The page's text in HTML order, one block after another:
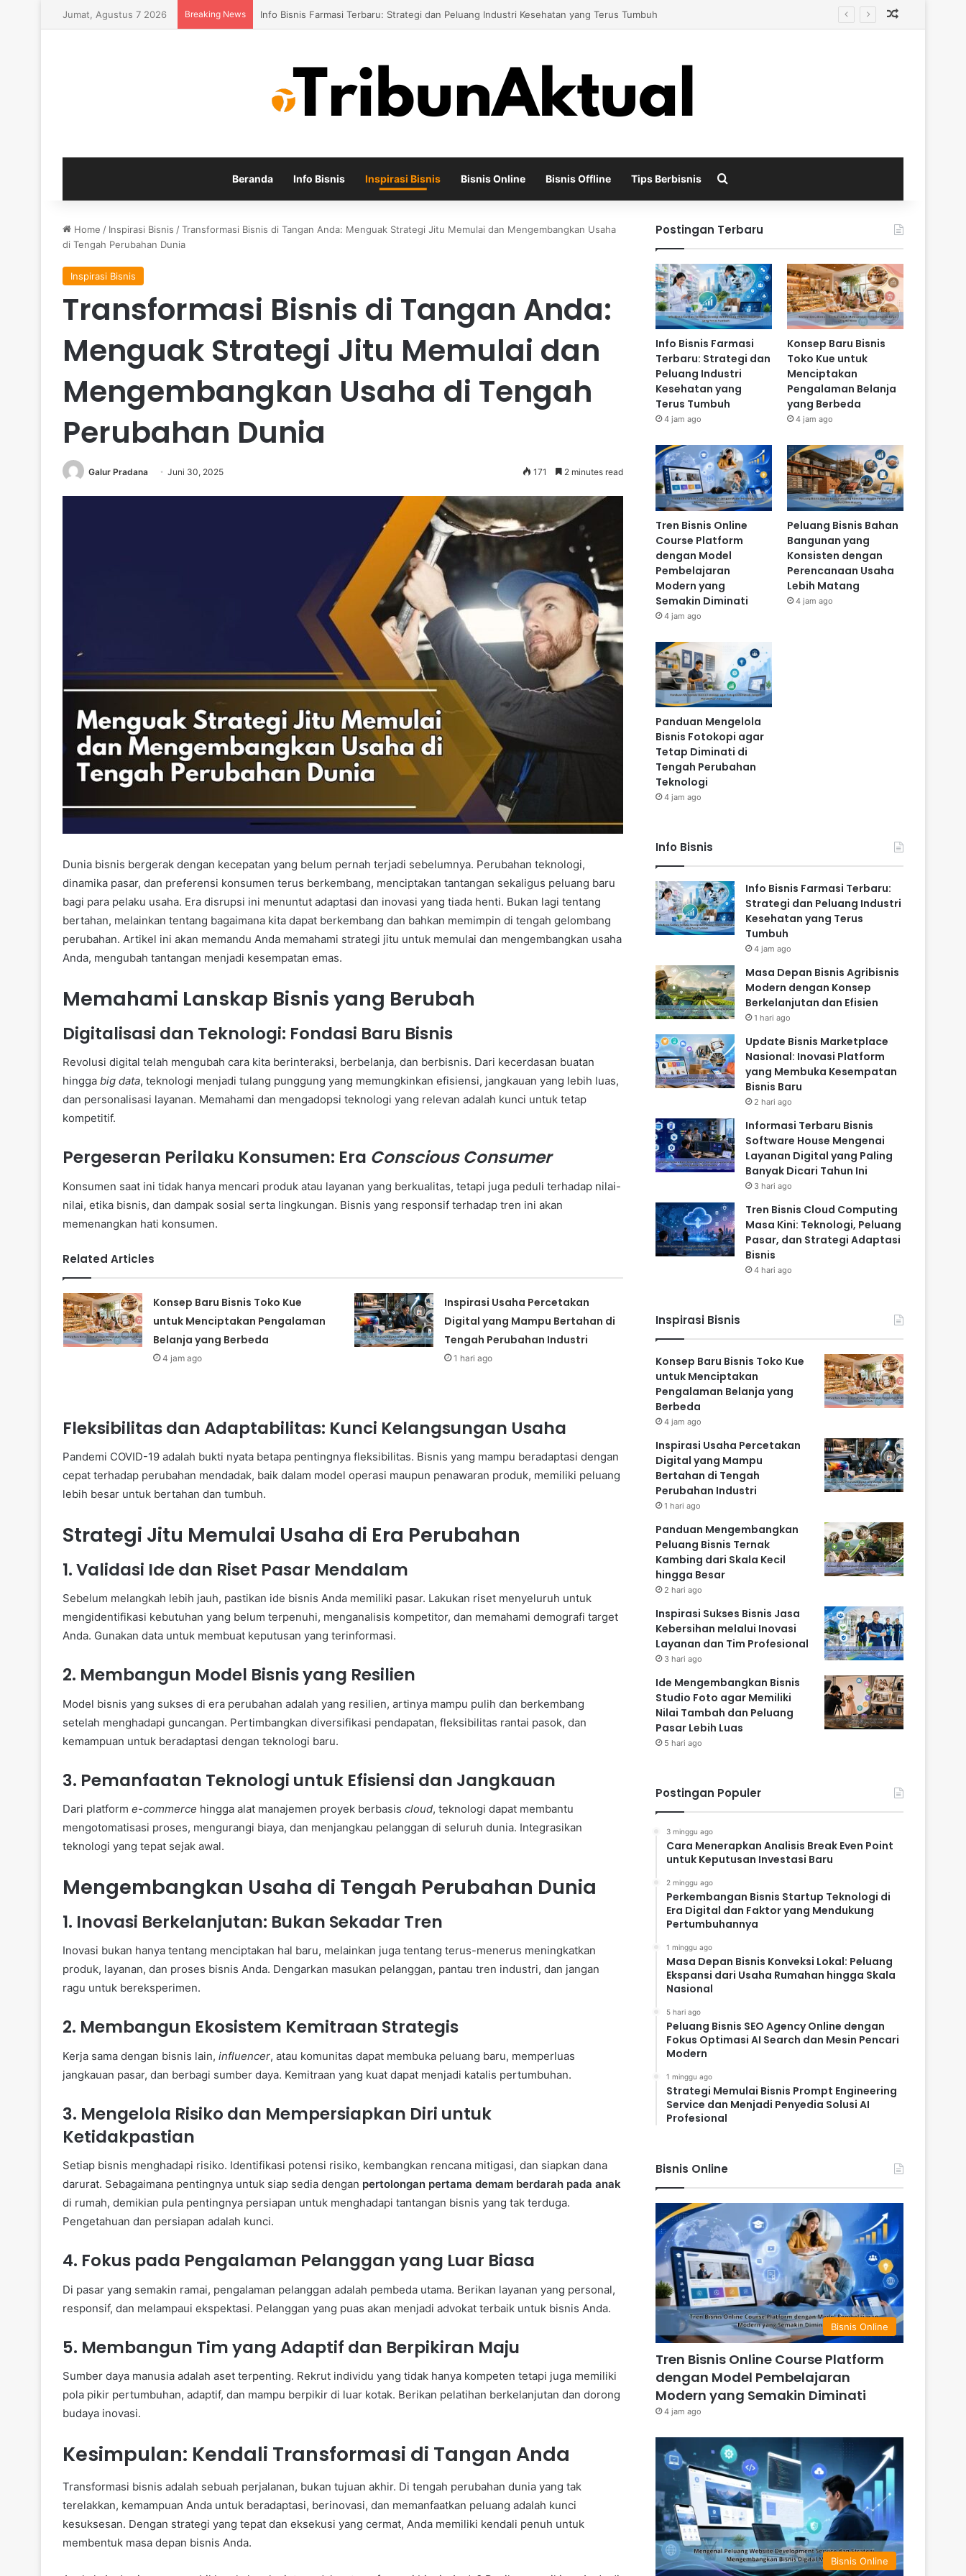
Jumat, Agustus 7 2026 Breaking News Konsep Baru Bisnis Toko Kue untuk Menciptakan Pengalaman Belanja yang Berbeda
Beranda Info Bisnis Inspirasi Bisnis Bisnis Online Bisnis Offline Tips Berbisnis Search for
Home / Inspirasi Bisnis /Transformasi Bisnis di Tangan Anda: Menguak Strategi Jitu Memulai dan Mengembangkan Usaha
di Tengah Perubahan Dunia
Inspirasi Bisnis
Transformasi Bisnis di Tangan Anda:
Menguak Strategi Jitu Memulai dan
Mengembangkan Usaha di Tengah
Perubahan Dunia
Galur Pradana Juni 30, 2025 171 2 minutes read
Dunia bisnis bergerak dengan kecepatan yang belum pernah terjadi sebelumnya. Perubahan teknologi,
dinamika pasar, dan preferensi konsumen terus berkembang, menciptakan tantangan sekaligus peluang baru
bagi para pelaku usaha. Era disrupsi ini menuntut adaptasi dan inovasi yang tiada henti. Bukan lagi tentang
bertahan, melainkan tentang bagaimana kita dapat berkembang dan bahkan memimpin di tengah gelombang
perubahan. Artikel ini akan memandu Anda memahami strategi jitu untuk memulai dan mengembangkan usaha
Anda, mengubah tantangan menjadi kesempatan emas.
Memahami Lanskap Bisnis yang Berubah
Digitalisasi dan Teknologi: Fondasi Baru Bisnis
Revolusi digital telah mengubah cara kita berinteraksi, berbelanja, dan berbisnis. Dari kecerdasan buatan
hingga big data, teknologi menjadi tulang punggung yang memungkinkan efisiensi, jangkauan yang lebih luas,
dan personalisasi layanan. Memahami dan mengadopsi teknologi yang relevan adalah kunci untuk tetap
kompetitif.
Pergeseran Perilaku Konsumen: Era Conscious Consumer
Konsumen saat ini tidak hanya mencari produk atau layanan yang berkualitas, tetapi juga peduli terhadap nilai-
nilai, etika bisnis, dan dampak sosial serta lingkungan. Bisnis yang responsif terhadap tren ini akan
memenangkan hati konsumen.
Related Articles
Konsep Baru Bisnis Toko Kue
untuk Menciptakan Pengalaman
Belanja yang Berbeda
4 jam ago
Inspirasi Usaha Percetakan
Digital yang Mampu Bertahan di
Tengah Perubahan Industri
1 hari ago
Fleksibilitas dan Adaptabilitas: Kunci Kelangsungan Usaha
Pandemi COVID-19 adalah bukti nyata betapa pentingnya fleksibilitas. Bisnis yang mampu beradaptasi dengan
cepat terhadap perubahan mendadak, baik dalam model operasi maupun penawaran produk, memiliki peluang
lebih besar untuk bertahan dan tumbuh.
Strategi Jitu Memulai Usaha di Era Perubahan
1. Validasi Ide dan Riset Pasar Mendalam
Sebelum melangkah lebih jauh, pastikan ide bisnis Anda memiliki pasar. Lakukan riset menyeluruh untuk
mengidentifikasi kebutuhan yang belum terpenuhi, menganalisis kompetitor, dan memahami demografi target
Anda. Gunakan data untuk membuat keputusan yang terinformasi.
2. Membangun Model Bisnis yang Resilien
Model bisnis yang sukses di era perubahan adalah yang resilien, artinya mampu pulih dan berkembang
setelah menghadapi guncangan. Pertimbangkan diversifikasi pendapatan, fleksibilitas rantai pasok, dan
kemampuan untuk beradaptasi dengan teknologi baru.
3. Pemanfaatan Teknologi untuk Efisiensi dan Jangkauan
Dari platform e-commerce hingga alat manajemen proyek berbasis cloud, teknologi dapat membantu
mengotomatisasi proses, mengurangi biaya, dan menjangkau pelanggan di seluruh dunia. Integrasikan
teknologi yang tepat sejak awal.
Mengembangkan Usaha di Tengah Perubahan Dunia
1. Inovasi Berkelanjutan: Bukan Sekadar Tren
Inovasi bukan hanya tentang menciptakan hal baru, melainkan juga tentang terus-menerus meningkatkan
produk, layanan, dan proses bisnis Anda. Dengarkan masukan pelanggan, pantau tren industri, dan jangan
ragu untuk bereksperimen.
2. Membangun Ekosistem Kemitraan Strategis
Kerja sama dengan bisnis lain, influencer, atau komunitas dapat membuka peluang baru, memperluas
jangkauan pasar, dan berbagi sumber daya. Kemitraan yang kuat dapat menjadi katalis pertumbuhan.
3. Mengelola Risiko dan Mempersiapkan Diri untuk
Ketidakpastian
Setiap bisnis menghadapi risiko. Identifikasi potensi risiko, kembangkan rencana mitigasi, dan siapkan dana
darurat. Sebagaimana pentingnya untuk siap sedia dengan pertolongan pertama demam berdarah pada anak
di rumah, demikian pula pentingnya persiapan untuk menghadapi tantangan bisnis yang tak terduga.
Pengetahuan dan persiapan adalah kunci.
4. Fokus pada Pengalaman Pelanggan yang Luar Biasa
Di pasar yang semakin ramai, pengalaman pelanggan adalah pembeda utama. Berikan layanan yang personal,
responsif, dan melampaui ekspektasi. Pelanggan yang puas akan menjadi advokat terbaik untuk bisnis Anda.
5. Membangun Tim yang Adaptif dan Berpikiran Maju
Sumber daya manusia adalah aset terpenting. Rekrut individu yang tidak hanya kompeten tetapi juga memiliki
pola pikir pertumbuhan, adaptif, dan mampu berpikir di luar kotak. Berikan pelatihan berkelanjutan dan dorong
budaya inovasi.
Kesimpulan: Kendali Transformasi di Tangan Anda
Transformasi bisnis adalah sebuah perjalanan, bukan tujuan akhir. Di tengah perubahan dunia yang tak
terelakkan, kemampuan Anda untuk beradaptasi, berinovasi, dan memanfaatkan peluang adalah kunci
kesuksesan. Dengan strategi yang tepat dan eksekusi yang cermat, Anda memiliki kendali penuh untuk
membentuk masa depan bisnis Anda.
Postingan Terbaru
Info Bisnis Farmasi
Terbaru: Strategi dan
Peluang Industri
Kesehatan yang
Terus Tumbuh
4 jam ago
Konsep Baru Bisnis
Toko Kue untuk
Menciptakan
Pengalaman Belanja
yang Berbeda
4 jam ago
Tren Bisnis Online
Course Platform
dengan Model
Pembelajaran
Modern yang
Semakin Diminati
4 jam ago
Peluang Bisnis Bahan
Bangunan yang
Konsisten dengan
Perencanaan Usaha
Lebih Matang
4 jam ago
Panduan Mengelola
Bisnis Fotokopi agar
Tetap Diminati di
Tengah Perubahan
Teknologi
4 jam ago
Info Bisnis
Info Bisnis Farmasi Terbaru:
Strategi dan Peluang Industri
Kesehatan yang Terus
Tumbuh
4 jam ago
Masa Depan Bisnis Agribisnis
Modern dengan Konsep
Berkelanjutan dan Efisien
1 hari ago
Update Bisnis Marketplace
Nasional: Inovasi Platform
yang Membuka Kesempatan
Bisnis Baru
2 hari ago
Informasi Terbaru Bisnis
Software House Mengenai
Layanan Digital yang Paling
Banyak Dicari Tahun Ini
3 hari ago
Tren Bisnis Cloud Computing
Masa Kini: Teknologi, Peluang
Pasar, dan Strategi Adaptasi
Bisnis
4 hari ago
Inspirasi Bisnis
Konsep Baru Bisnis Toko Kue
untuk Menciptakan
Pengalaman Belanja yang
Berbeda
4 jam ago
Inspirasi Usaha Percetakan
Digital yang Mampu
Bertahan di Tengah
Perubahan Industri
1 hari ago
Panduan Mengembangkan
Peluang Bisnis Ternak
Kambing dari Skala Kecil
hingga Besar
2 hari ago
Inspirasi Sukses Bisnis Jasa
Kebersihan melalui Inovasi
Layanan dan Tim Profesional
3 hari ago
Ide Mengembangkan Bisnis
Studio Foto agar Memiliki
Nilai Tambah dan Peluang
Pasar Lebih Luas
5 hari ago
Postingan Populer
3 minggu ago
Cara Menerapkan Analisis Break Even Point
untuk Keputusan Investasi Baru
2 minggu ago
Perkembangan Bisnis Startup Teknologi di
Era Digital dan Faktor yang Mendukung
Pertumbuhannya
1 minggu ago
Masa Depan Bisnis Konveksi Lokal: Peluang
Ekspansi dari Usaha Rumahan hingga Skala
Nasional
5 hari ago
Peluang Bisnis SEO Agency Online dengan
Fokus Optimasi AI Search dan Mesin Pencari
Modern
1 minggu ago
Strategi Memulai Bisnis Prompt Engineering
Service dan Menjadi Penyedia Solusi AI
Profesional
Bisnis Online
Bisnis Online
Tren Bisnis Online Course Platform
dengan Model Pembelajaran
Modern yang Semakin Diminati
4 jam ago
Bisnis Online